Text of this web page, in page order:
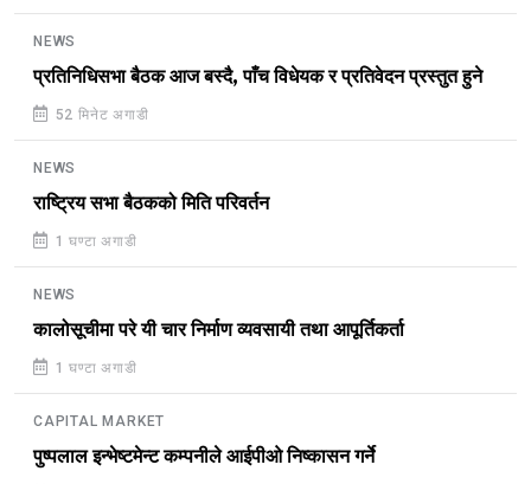
NEWS
प्रतिनिधिसभा बैठक आज बस्दै, पाँच विधेयक र प्रतिवेदन प्रस्तुत हुने
52 मिनेट अगाडी
NEWS
राष्ट्रिय सभा बैठकको मिति परिवर्तन
1 घण्टा अगाडी
NEWS
कालोसूचीमा परे यी चार निर्माण व्यवसायी तथा आपूर्तिकर्ता
1 घण्टा अगाडी
CAPITAL MARKET
पुष्पलाल इन्भेष्टमेन्ट कम्पनीले आईपीओ निष्कासन गर्ने